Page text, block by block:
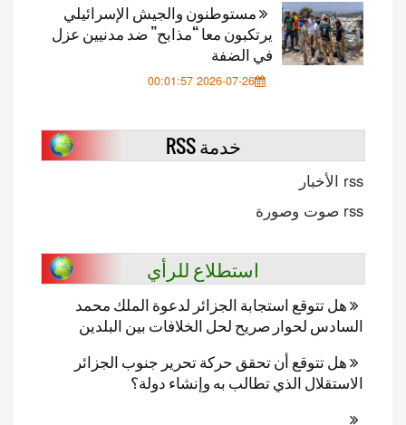
مستوطنون والجيش الإسرائيلي
يرتكبون معا “مذابح” ضد مدنيين عزل
في الضفة
2026-07-26 00:01:57
خدمة RSS
rss الأخبار
rss صوت وصورة
استطلاع للرأي
هل تتوقع استجابة الجزائر لدعوة الملك محمد
السادس لحوار صريح لحل الخلافات بين البلدين
هل تتوقع أن تحقق حركة تحرير جنوب الجزائر
الاستقلال الذي تطالب به وإنشاء دولة؟